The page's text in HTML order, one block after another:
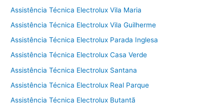
Assistência Técnica Electrolux Vila Maria
Assistência Técnica Electrolux Vila Guilherme
Assistência Técnica Electrolux Parada Inglesa
Assistência Técnica Electrolux Casa Verde
Assistência Técnica Electrolux Santana
Assistência Técnica Electrolux Real Parque
Assistência Técnica Electrolux Butantã